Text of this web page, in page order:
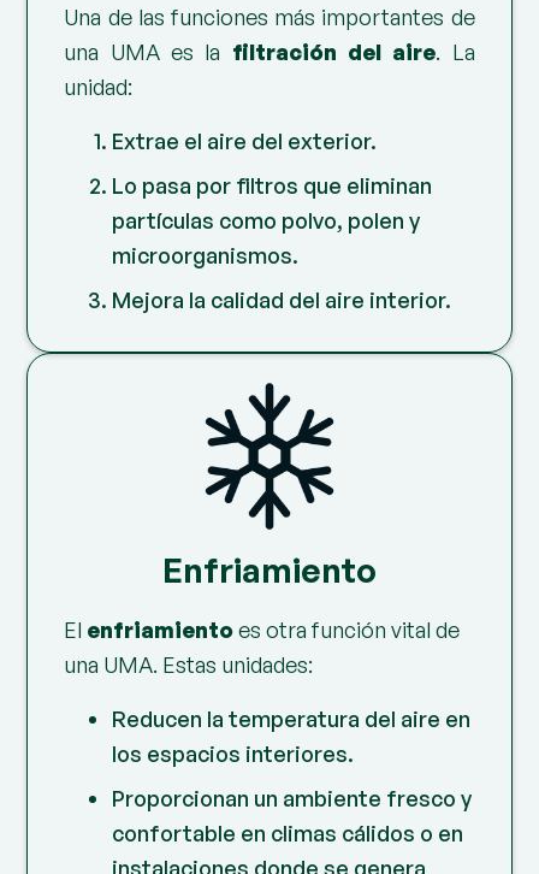
Una de las funciones más importantes de
una UMA es la filtración del aire. La
unidad:
Extrae el aire del exterior.
Lo pasa por filtros que eliminan
partículas como polvo, polen y
microorganismos.
Mejora la calidad del aire interior.
Enfriamiento
El enfriamientoes otra función vital de
una UMA. Estas unidades:
Reducen la temperatura del aire en
los espacios interiores.
Proporcionan un ambiente fresco y
confortable en climas cálidos o en
instalaciones donde se genera